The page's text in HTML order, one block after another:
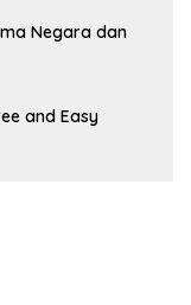
Negara dan
and Easy